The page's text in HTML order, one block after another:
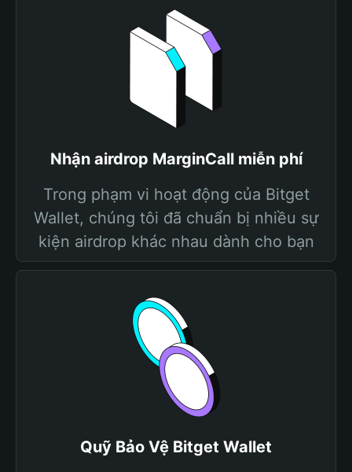
Nhận airdrop MarginCall miễn phí
Trong phạm vi hoạt động của Bitget
Wallet, chúng tôi đã chuẩn bị nhiều sự
kiện airdrop khác nhau dành cho bạn
Quỹ Bảo Vệ Bitget Wallet